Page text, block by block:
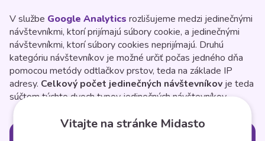
V službe Google Analytics rozlišujeme medzi jedinečnými
návštevníkmi, ktorí prijímajú súbory cookie, a jedinečnými
návštevníkmi, ktorí súbory cookies neprijímajú. Druhú
kategóriu návštevníkov je možné určiť počas jedného dňa
pomocou metódy odtlačkov prstov, teda na základe IP
adresy. Celkový počet jedinečných návštevníkov je teda
súčtom týchto dvoch typov jedinečných návštevníkov.
Vitajte na stránke Midasto